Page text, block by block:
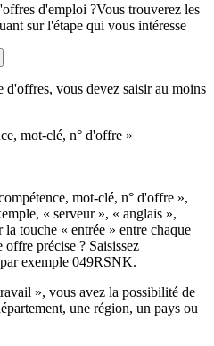
d'emploi ?Vous trouverez les
sur l'étape qui vous intéresse
d'offres, vous devez saisir au moins
mot-clé, n° d'offre »
mot-clé, n° d'offre »,
« serveur », « anglais »,
la touche « entrée » entre chaque
précise ? Saisissez
exemple 049RSNK.
», vous avez la possibilité de
une région, un pays ou